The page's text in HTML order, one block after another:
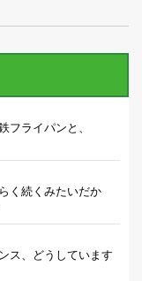
フライパンと、
く続くみたいだか
ス、どうしています